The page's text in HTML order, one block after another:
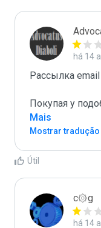
há 14
Рассылка
Покупая у
Mais
Mostrar tradução
Útil
c۞g
há 14